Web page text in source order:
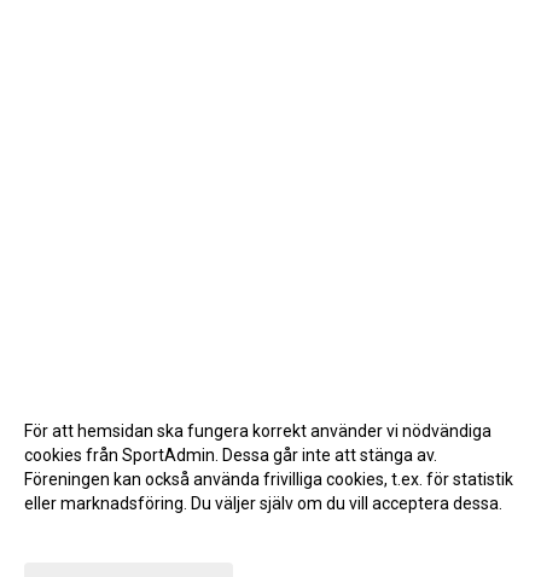
För att hemsidan ska fungera korrekt använder vi nödvändiga
cookies från SportAdmin. Dessa går inte att stänga av.
Föreningen kan också använda frivilliga cookies, t.ex. för statistik
eller marknadsföring. Du väljer själv om du vill acceptera dessa.